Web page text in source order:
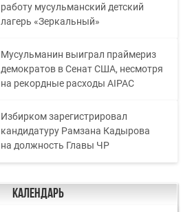
работу мусульманский детский
лагерь «Зеркальный»
Мусульманин выиграл праймериз
демократов в Сенат США, несмотря
на рекордные расходы AIPAC
Избирком зарегистрировал
кандидатуру Рамзана Кадырова
на должность Главы ЧР
Календарь